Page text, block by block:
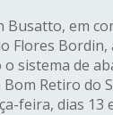
Busatto, em
Flores
sistema de
Retiro do
feira, dias 13